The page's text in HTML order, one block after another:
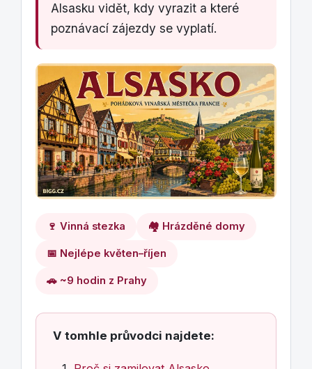
Alsasku vidět, kdy vyrazit a které
poznávací zájezdy se vyplatí.
🍷 Vinná stezka 🏘️ Hrázděné domy
📅 Nejlépe květen–říjen
🚗 ~9 hodin z Prahy
V tomhle průvodci najdete: